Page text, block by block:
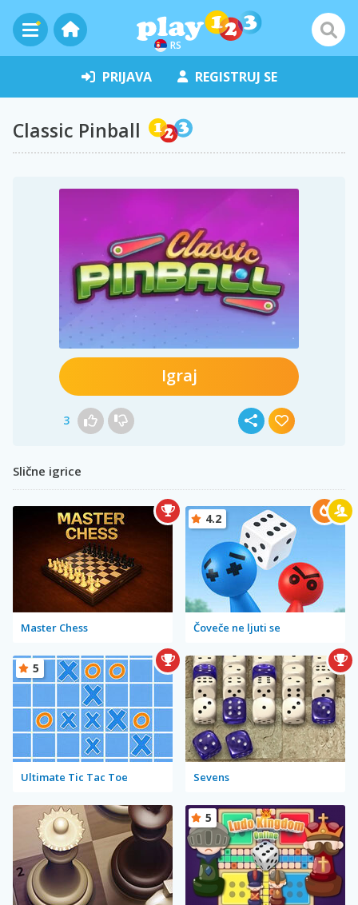
RS
PRIJAVA REGISTRUJ SE
Classic Pinball
Igraj
3
Slične igrice
Master Chess Čoveče ne ljuti se
4.2
Ultimate Tic Tac Toe
5
Sevens
5